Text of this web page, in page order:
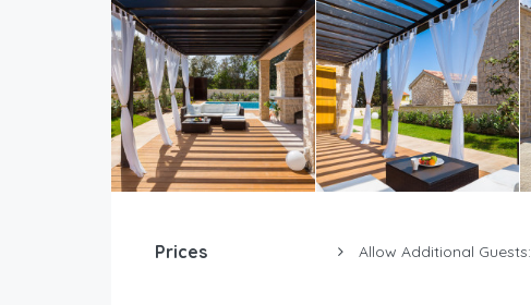
Prices Allow Additional Guests: